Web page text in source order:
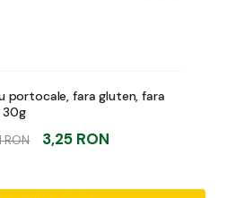
portocale, fara gluten, fara
30g
RON 3,25 RON